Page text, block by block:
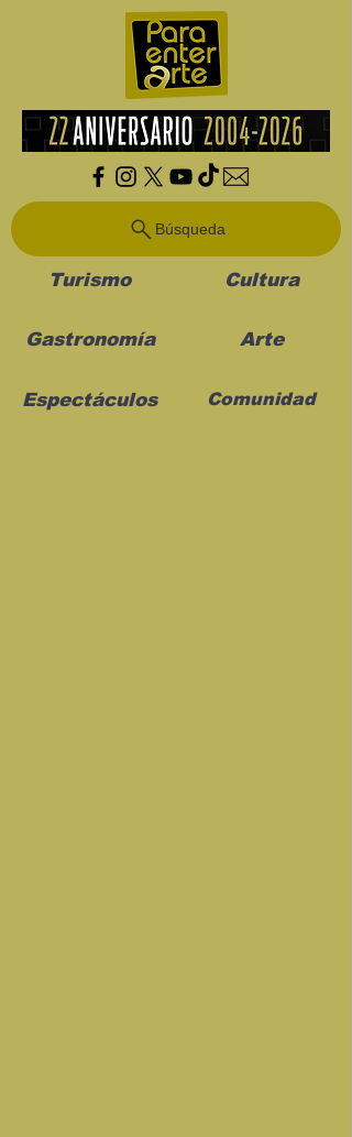
Búsqueda
Turismo Cultura
Gastronomía Arte
Espectáculos Comunidad